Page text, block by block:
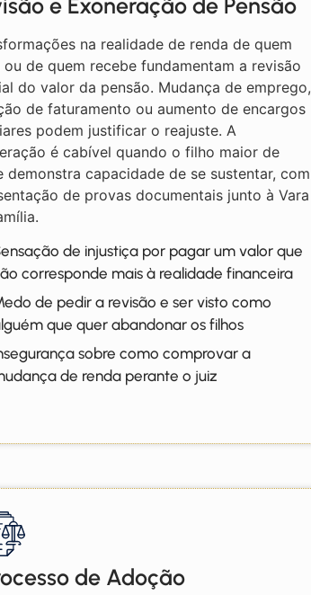
na realidade de renda de quem
ou de quem recebe fundamentam a revisão
do valor da pensão. Mudança de emprego,
de faturamento ou aumento de encargos
podem justificar o reajuste. A
é cabível quando o filho maior de
demonstra capacidade de se sustentar, com
de provas documentais junto à Vara
de injustiça por pagar um valor que
corresponde mais à realidade financeira
de pedir a revisão e ser visto como
que quer abandonar os filhos
sobre como comprovar a
de renda perante o juiz
de Adoção